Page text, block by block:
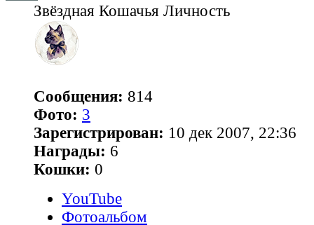
Звёздная Кошачья Личность
Сообщения: 814
Фото: 3
Зарегистрирован: 10 дек 2007, 22:36
Награды: 6
Кошки: 0
YouTube
Фотоальбом